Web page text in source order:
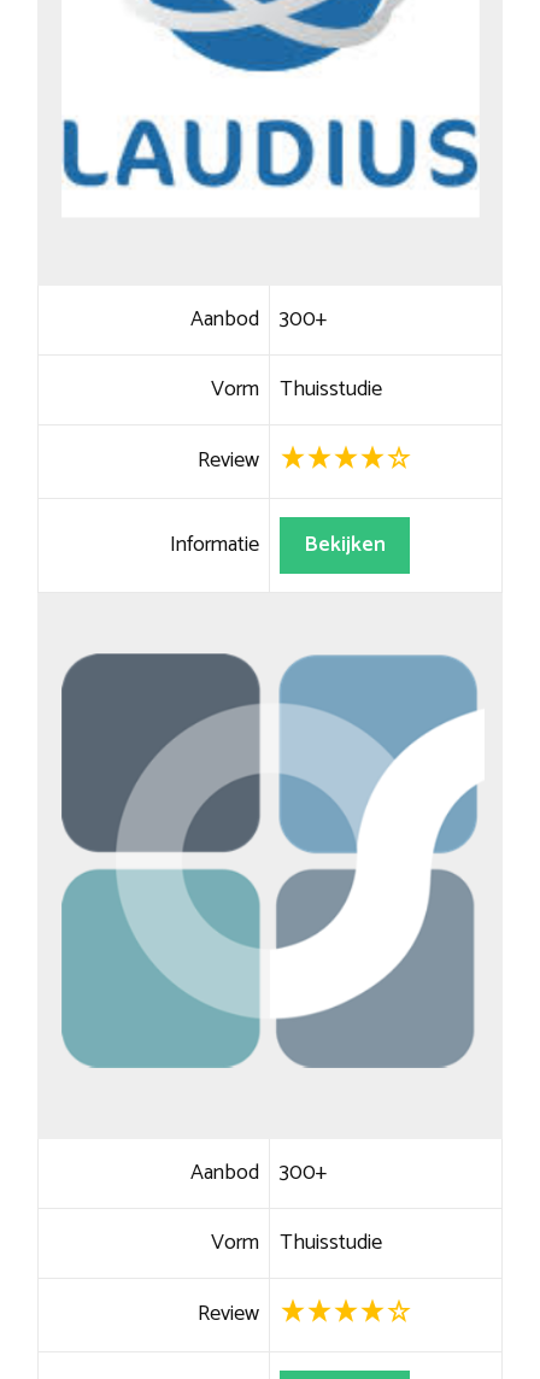
Aanbod 300+
Vorm Thuisstudie
Review
Informatie Bekijken
Aanbod 300+
Vorm Thuisstudie
Review